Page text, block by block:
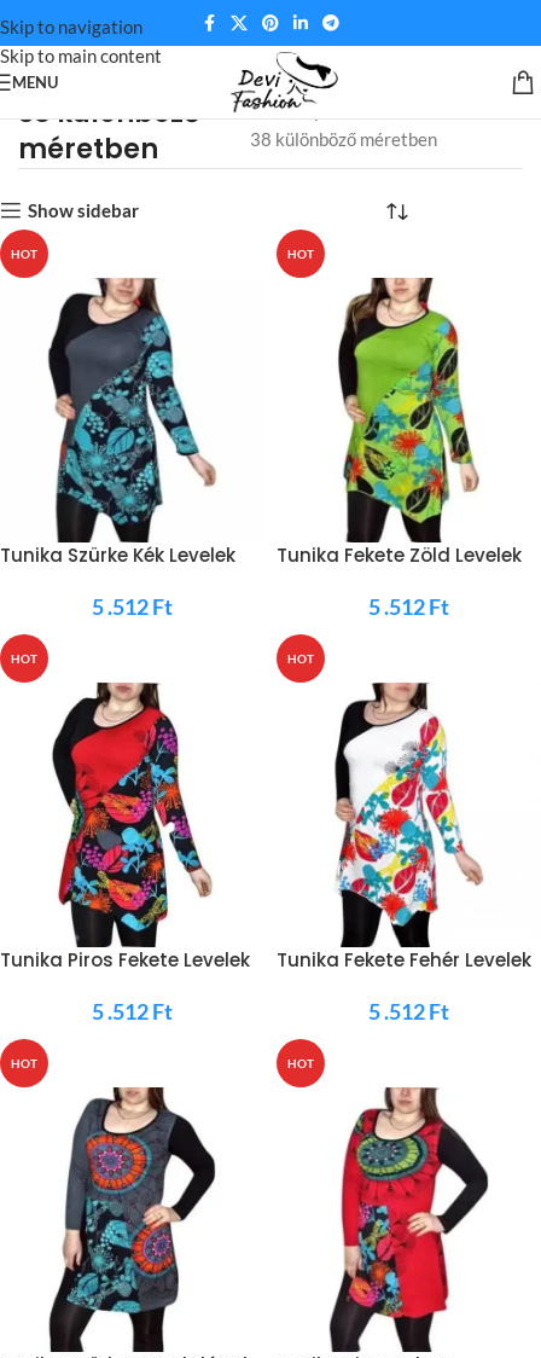
Skip to navigation
Skip to main content
MENU
38 különböző
méretben
Kezdőlap
38 különböző méretben
Show sidebar
HOT
Tunika Szürke Kék Levelek
5 .512Ft
HOT
Tunika Fekete Zöld Levelek
5 .512Ft
HOT
Tunika Piros Fekete Levelek
5 .512Ft
HOT
Tunika Fekete Fehér Levelek
5 .512Ft
HOT HOT